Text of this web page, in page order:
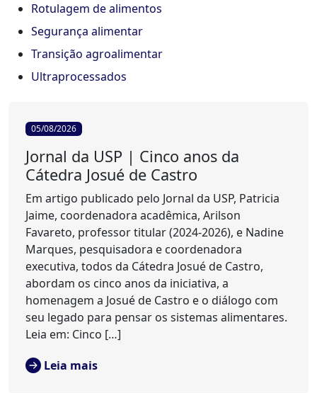
Rotulagem de alimentos
Segurança alimentar
Transição agroalimentar
Ultraprocessados
05/08/2026
Jornal da USP | Cinco anos da
Cátedra Josué de Castro
Em artigo publicado pelo Jornal da USP, Patricia
Jaime, coordenadora acadêmica, Arilson
Favareto, professor titular (2024-2026), e Nadine
Marques, pesquisadora e coordenadora
executiva, todos da Cátedra Josué de Castro,
abordam os cinco anos da iniciativa, a
homenagem a Josué de Castro e o diálogo com
seu legado para pensar os sistemas alimentares.
Leia em: Cinco […]
Leia mais